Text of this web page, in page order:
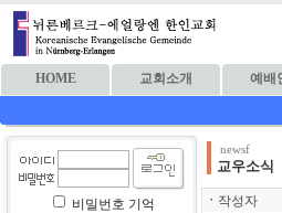
HOME 교회소개 예배
비밀번호 기억
newsf
교우소식
ㆍ 작성자